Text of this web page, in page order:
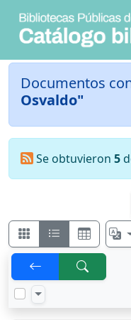
Documentos
Osvaldo"
Se obtuvieron 5